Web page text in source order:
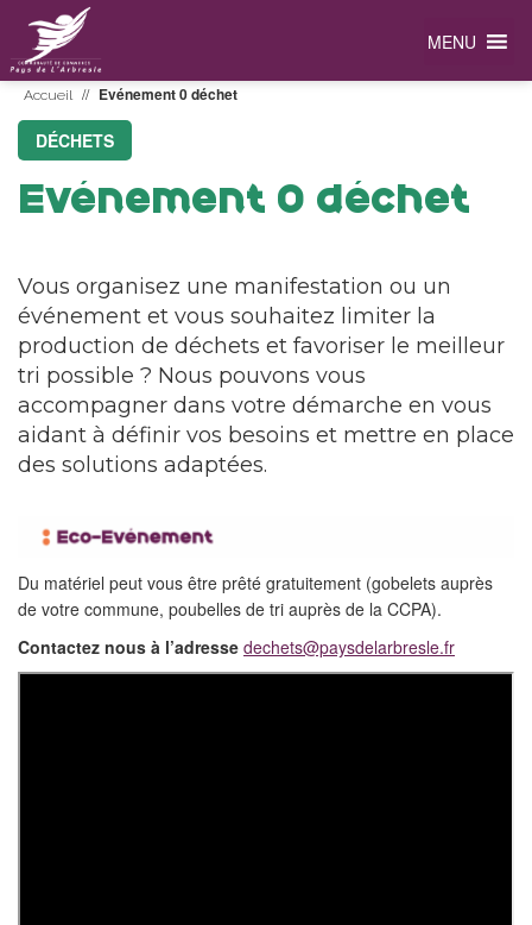
MENU
Accueil // Evénement 0 déchet
DÉCHETS
Evénement 0 déchet
Vous organisez une manifestation ou un
événement et vous souhaitez limiter la
production de déchets et favoriser le meilleur
tri possible ? Nous pouvons vous
accompagner dans votre démarche en vous
aidant à définir vos besoins et mettre en place
des solutions adaptées.
Du matériel peut vous être prêté gratuitement (gobelets auprès
de votre commune, poubelles de tri auprès de la CCPA).
Contactez nous à l’adresse dechets@paysdelarbresle.fr